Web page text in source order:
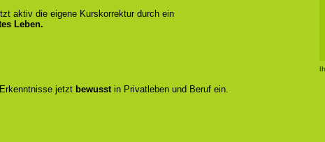
aktiv die eigene Kurskorrektur durch ein
Leben.
jetzt bewusstin Privatleben und Beruf ein.